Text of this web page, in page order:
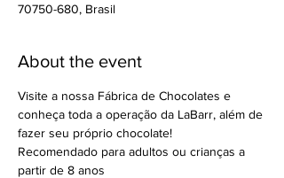
70750-680, Brasil
About the event
Visite a nossa Fábrica de Chocolates e
conheça toda a operação da LaBarr, além de
fazer seu próprio chocolate!
Recomendado para adultos ou crianças a
partir de 8 anos